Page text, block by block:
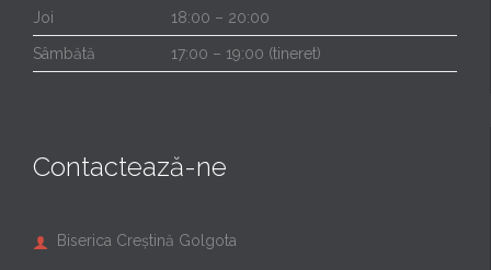
Joi 18:00 – 20:00
Sâmbătă 17:00 – 19:00 (tineret)
Contactează-ne
 Biserica Creștină Golgota